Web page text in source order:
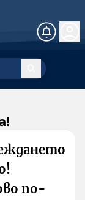
по-